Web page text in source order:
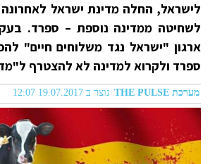
לישראל, החלה מדינת ישראל לאחרונה
לשחיטה ממדינה נוספת – ספרד.
ארגון "ישראל נגד משלוחים חיים"
ספרד ולקרוא למדינה לא להצטרף
מערכת THE PULSE נוצר ב 19.07.2017 12:07